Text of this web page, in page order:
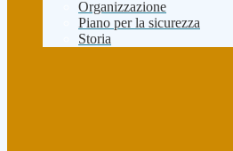
Organizzazione
Piano per la sicurezza
Storia